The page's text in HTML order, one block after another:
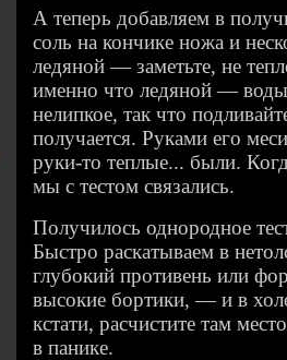
А теперь добавляем в
соль на кончике ножа и
ледяной — заметьте, не
именно что ледяной —
нелипкое, так что
получается. Руками его
руки-то теплые... были.
мы с тестом связались.
Получилось однородное
Быстро раскатываем в
глубокий противень или
высокие бортики, — и в
кстати, расчистите там
в панике.